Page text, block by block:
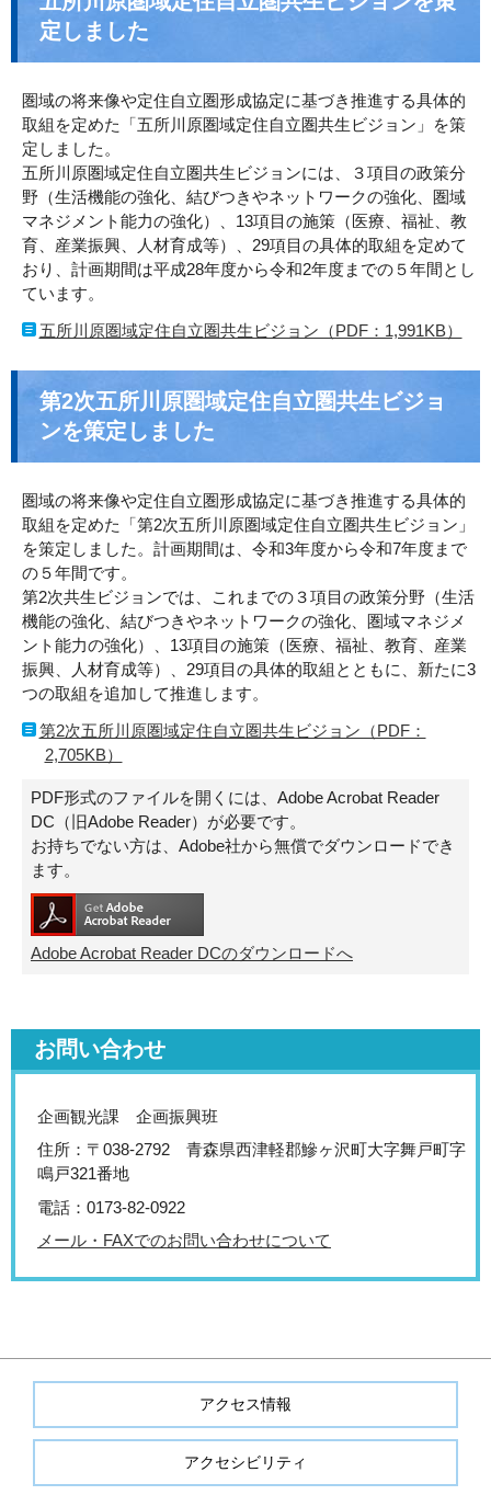
定しました
圏域の将来像や定住自立圏形成協定に基づき推進する具体的
取組を定めた「五所川原圏域定住自立圏共生ビジョン」を策
定しました。
五所川原圏域定住自立圏共生ビジョンには、３項目の政策分
野（生活機能の強化、結びつきやネットワークの強化、圏域
マネジメント能力の強化）、13項目の施策（医療、福祉、教
育、産業振興、人材育成等）、29項目の具体的取組を定めて
おり、計画期間は平成28年度から令和2年度までの５年間とし
ています。
五所川原圏域定住自立圏共生ビジョン（PDF：1,991KB）
第2次五所川原圏域定住自立圏共生ビジョ
ンを策定しました
圏域の将来像や定住自立圏形成協定に基づき推進する具体的
取組を定めた「第2次五所川原圏域定住自立圏共生ビジョン」
を策定しました。計画期間は、令和3年度から令和7年度まで
の５年間です。
第2次共生ビジョンでは、これまでの３項目の政策分野（生活
機能の強化、結びつきやネットワークの強化、圏域マネジメ
ント能力の強化）、13項目の施策（医療、福祉、教育、産業
振興、人材育成等）、29項目の具体的取組とともに、新たに3
つの取組を追加して推進します。
第2次五所川原圏域定住自立圏共生ビジョン（PDF：
2,705KB）
PDF形式のファイルを開くには、Adobe Acrobat Reader
DC（旧Adobe Reader）が必要です。
お持ちでない方は、Adobe社から無償でダウンロードでき
ます。
Adobe Acrobat Reader DCのダウンロードへ
お問い合わせ
企画観光課 企画振興班
住所：〒038-2792 青森県西津軽郡鰺ヶ沢町大字舞戸町字
鳴戸321番地
電話：0173-82-0922
メール・FAXでのお問い合わせについて
アクセス情報
アクセシビリティ